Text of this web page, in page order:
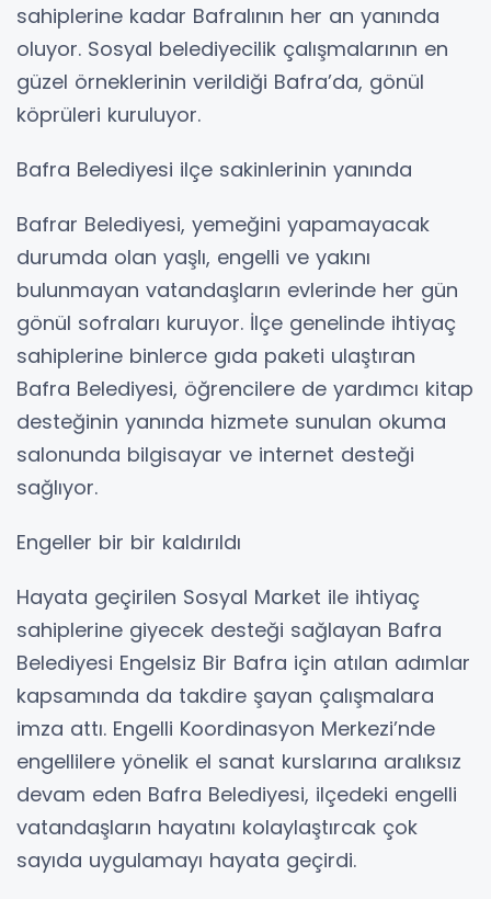
sahiplerine kadar Bafralının her an yanında
oluyor. Sosyal belediyecilik çalışmalarının en
güzel örneklerinin verildiği Bafra’da, gönül
köprüleri kuruluyor.
Bafra Belediyesi ilçe sakinlerinin yanında
Bafrar Belediyesi, yemeğini yapamayacak
durumda olan yaşlı, engelli ve yakını
bulunmayan vatandaşların evlerinde her gün
gönül sofraları kuruyor. İlçe genelinde ihtiyaç
sahiplerine binlerce gıda paketi ulaştıran
Bafra Belediyesi, öğrencilere de yardımcı kitap
desteğinin yanında hizmete sunulan okuma
salonunda bilgisayar ve internet desteği
sağlıyor.
Engeller bir bir kaldırıldı
Hayata geçirilen Sosyal Market ile ihtiyaç
sahiplerine giyecek desteği sağlayan Bafra
Belediyesi Engelsiz Bir Bafra için atılan adımlar
kapsamında da takdire şayan çalışmalara
imza attı. Engelli Koordinasyon Merkezi’nde
engellilere yönelik el sanat kurslarına aralıksız
devam eden Bafra Belediyesi, ilçedeki engelli
vatandaşların hayatını kolaylaştırcak çok
sayıda uygulamayı hayata geçirdi.